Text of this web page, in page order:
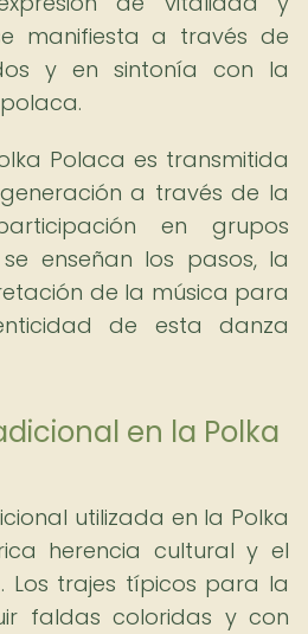
manifiesta a través de
y en sintonía con la
Polaca es transmitida
a través de la
en grupos
enseñan los pasos, la
de la música para
de esta danza
en la Polka
utilizada en la Polka
herencia cultural y el
Los trajes típicos para la
faldas coloridas y con